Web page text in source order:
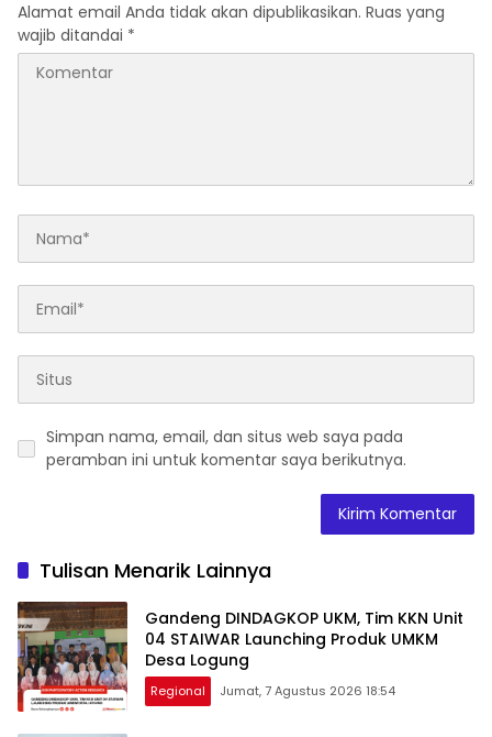
Alamat email Anda tidak akan dipublikasikan. Ruas yang
wajib ditandai *
Simpan nama, email, dan situs web saya pada
peramban ini untuk komentar saya berikutnya.
Tulisan Menarik Lainnya
Gandeng DINDAGKOP UKM, Tim KKN Unit
04 STAIWAR Launching Produk UMKM
Desa Logung
Regional Jumat, 7 Agustus 2026 18:54